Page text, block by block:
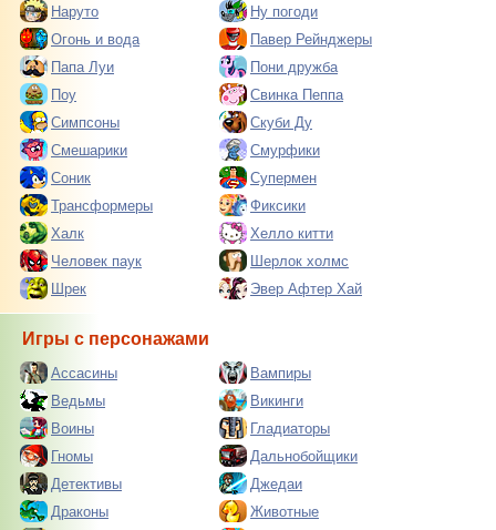
Наруто
Ну погоди
Огонь и вода
Павер Рейнджеры
Папа Луи
Пони дружба
Поу
Свинка Пеппа
Симпсоны
Скуби Ду
Смешарики
Смурфики
Соник
Супермен
Трансформеры
Фиксики
Халк
Хелло китти
Человек паук
Шерлок холмс
Шрек
Эвер Афтер Хай
Игры с персонажами
Ассасины
Вампиры
Ведьмы
Викинги
Воины
Гладиаторы
Гномы
Дальнобойщики
Детективы
Джедаи
Драконы
Животные